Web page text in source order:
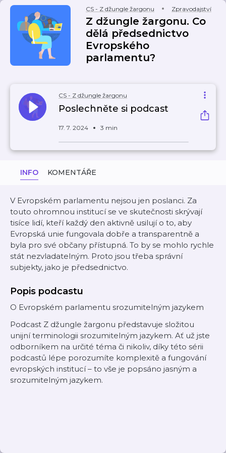
CS - Z džungle žargonu Zpravodajství
Z džungle žargonu. Co
dělá předsednictvo
Evropského
parlamentu?
CS - Z džungle žargonu
Poslechněte si podcast
17. 7. 2024 3 min
INFO KOMENTÁŘE
V Evropském parlamentu nejsou jen poslanci. Za
touto ohromnou institucí se ve skutečnosti skrývají
tisíce lidí, kteří každý den aktivně usilují o to, aby
Evropská unie fungovala dobře a transparentně a
byla pro své občany přístupná. To by se mohlo rychle
stát nezvladatelným. Proto jsou třeba správní
subjekty, jako je předsednictvo.
Popis podcastu
O Evropském parlamentu srozumitelným jazykem
Podcast Z džungle žargonu představuje složitou
unijní terminologii srozumitelným jazykem. Ať už jste
odborníkem na určité téma či nikoliv, díky této sérii
podcastů lépe porozumíte komplexitě a fungování
evropských institucí – to vše je popsáno jasným a
srozumitelným jazykem.